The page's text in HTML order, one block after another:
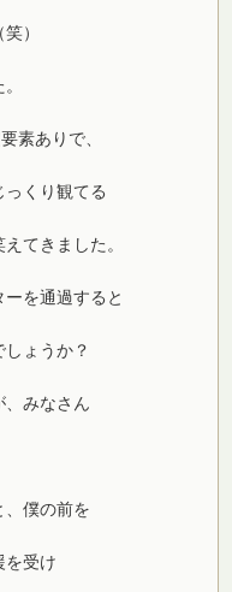
）
素ありで、
くり観てる
てきました。
を通過すると
ょうか？
、みなさん
、僕の前を
を受け